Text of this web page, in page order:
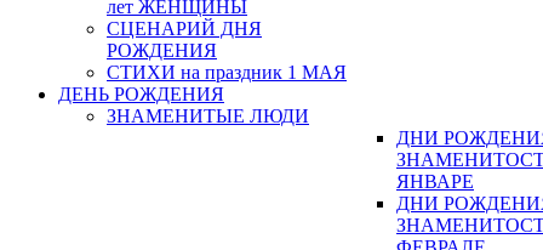
лет ЖЕНЩИНЫ
СЦЕНАРИЙ ДНЯ
РОЖДЕНИЯ
СТИХИ на праздник 1 МАЯ
ДЕНЬ РОЖДЕНИЯ
ЗНАМЕНИТЫЕ ЛЮДИ
ДНИ
ЯНВАРЕ
ДНИ